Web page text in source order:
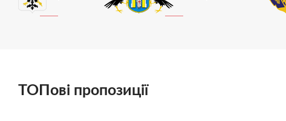
ТОПові пропозиції